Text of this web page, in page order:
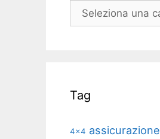
Categorie
Tag
4x4 assicurazione